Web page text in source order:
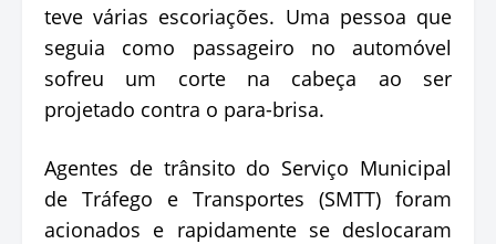
teve várias escoriações. Uma pessoa que
seguia como passageiro no automóvel
sofreu um corte na cabeça ao ser
projetado contra o para-brisa.
Agentes de trânsito do Serviço Municipal
de Tráfego e Transportes (SMTT) foram
acionados e rapidamente se deslocaram